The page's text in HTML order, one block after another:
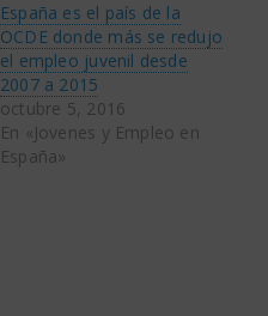
España es el país de la
OCDE donde más se redujo
el empleo juvenil desde
2007 a 2015
octubre 5, 2016
En «Jovenes y Empleo en
España»